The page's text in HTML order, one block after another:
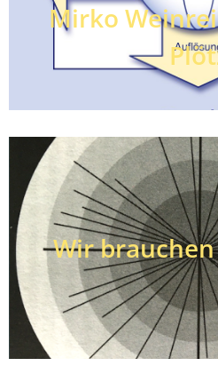
Mirko
Wir